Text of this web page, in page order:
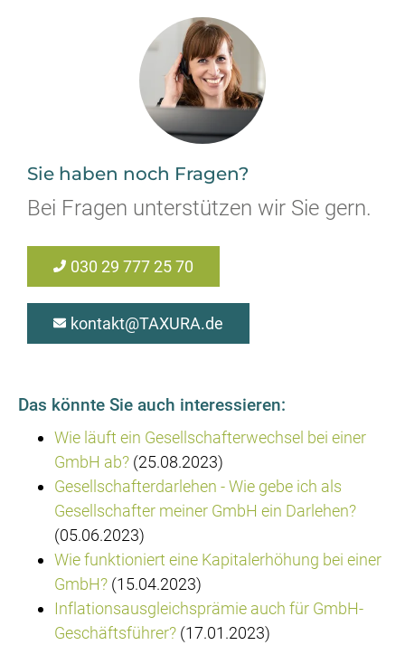
Sie haben noch Fragen?
Bei Fragen unterstützen wir Sie gern.
030 29 777 25 70
kontakt@TAXURA.de
Das könnte Sie auch interessieren:
Wie läuft ein Gesellschafterwechsel bei einer
GmbH ab? (25.08.2023)
Gesellschafterdarlehen - Wie gebe ich als
Gesellschafter meiner GmbH ein Darlehen?
(05.06.2023)
Wie funktioniert eine Kapitalerhöhung bei einer
GmbH? (15.04.2023)
Inflationsausgleichsprämie auch für GmbH-
Geschäftsführer? (17.01.2023)